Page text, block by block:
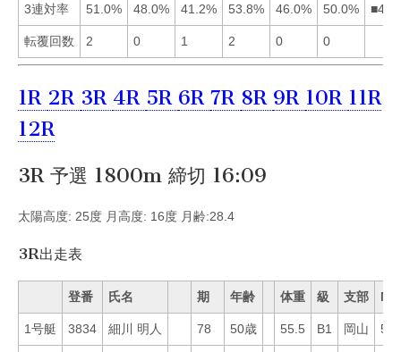
3連対率 51.0% 48.0% 41.2% 53.8% 46.0% 50.0%
転覆回数 2 0 1 2 0 0
1R 2R 3R 4R 5R 6R 7R 8R 9R 10R 11R
12R
3R 予選 1800m 締切 16:09
太陽高度: 25度 月高度: 16度 月齢:28.4
3R出走表
登番 氏名 期 年齢 体重 級 支部 Mo
1号艇 3834 細川 明人 78 50歳 55.5 B1 岡山 55